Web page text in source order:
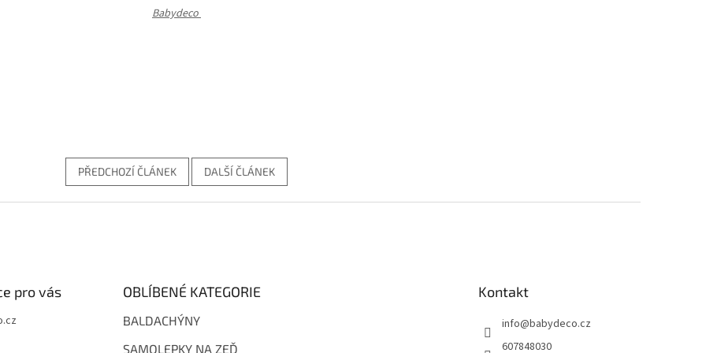
Babydeco
PŘEDCHOZÍ ČLÁNEK DALŠÍ ČLÁNEK
pro vás OBLÍBENÉ KATEGORIE
BALDACHÝNY
SAMOLEPKY NA ZEĎ
Kontakt
info@babydeco.cz
607848030